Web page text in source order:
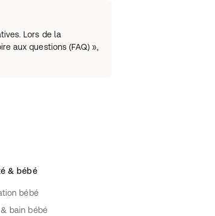
Lors de la
aux questions (FAQ) »,
& bébé
bébé
bain bébé